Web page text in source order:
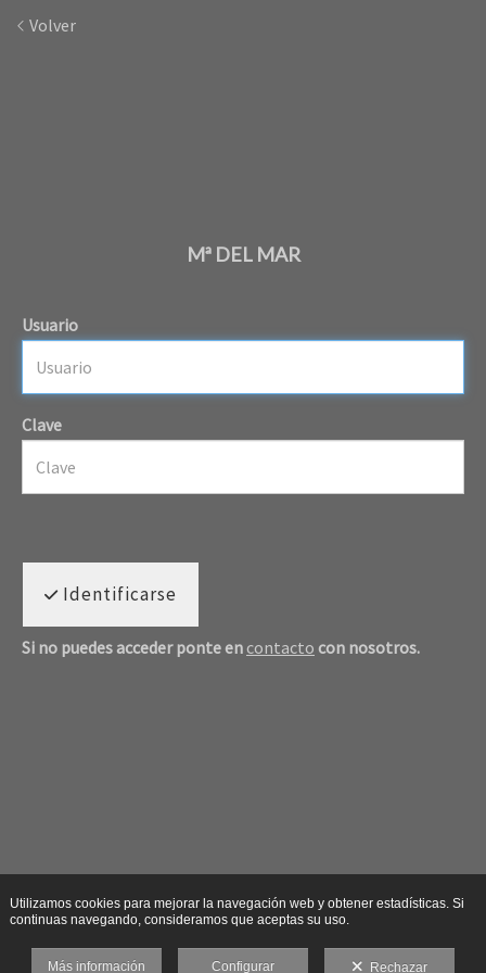
Volver
Mª DEL MAR
Usuario
Clave
Identificarse
Si no puedes acceder ponte en contacto con nosotros.
Utilizamos cookies para mejorar la navegación web y obtener estadísticas. Si
continuas navegando, consideramos que aceptas su uso.
Más información Configurar Rechazar